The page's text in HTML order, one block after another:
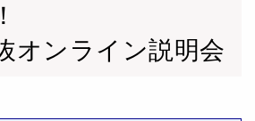
オンライン説明会